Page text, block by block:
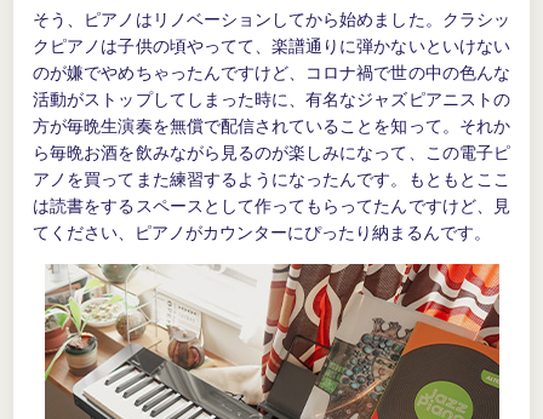
そう、ピアノはリノベーションしてから始めました。クラシッ
クピアノは子供の頃やってて、楽譜通りに弾かないといけない
のが嫌でやめちゃったんですけど、コロナ禍で世の中の色んな
活動がストップしてしまった時に、有名なジャズピアニストの
方が毎晩生演奏を無償で配信されていることを知って。それか
ら毎晩お酒を飲みながら見るのが楽しみになって、この電子ピ
アノを買ってまた練習するようになったんです。もともとここ
は読書をするスペースとして作ってもらってたんですけど、見
てください、ピアノがカウンターにぴったり納まるんです。